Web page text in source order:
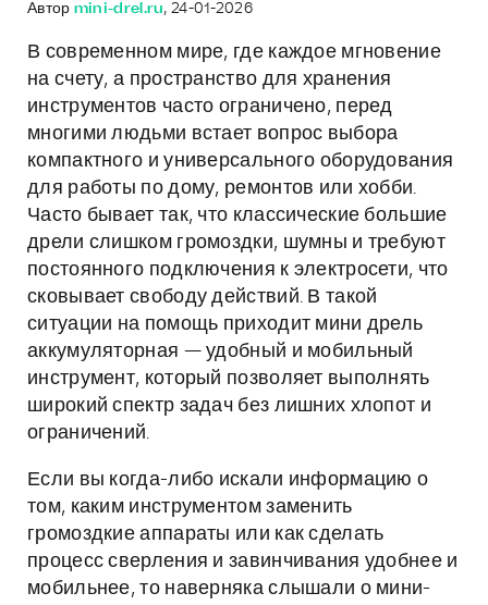
Автор mini-drel.ru, 24-01-2026
В современном мире, где каждое мгновение
на счету, а пространство для хранения
инструментов часто ограничено, перед
многими людьми встает вопрос выбора
компактного и универсального оборудования
для работы по дому, ремонтов или хобби.
Часто бывает так, что классические большие
дрели слишком громоздки, шумны и требуют
постоянного подключения к электросети, что
сковывает свободу действий. В такой
ситуации на помощь приходит мини дрель
аккумуляторная — удобный и мобильный
инструмент, который позволяет выполнять
широкий спектр задач без лишних хлопот и
ограничений.
Если вы когда-либо искали информацию о
том, каким инструментом заменить
громоздкие аппараты или как сделать
процесс сверления и завинчивания удобнее и
мобильнее, то наверняка слышали о мини-